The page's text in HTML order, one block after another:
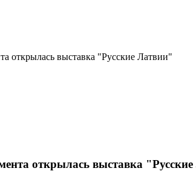
открылась выставка "Русские Латвии"
открылась выставка